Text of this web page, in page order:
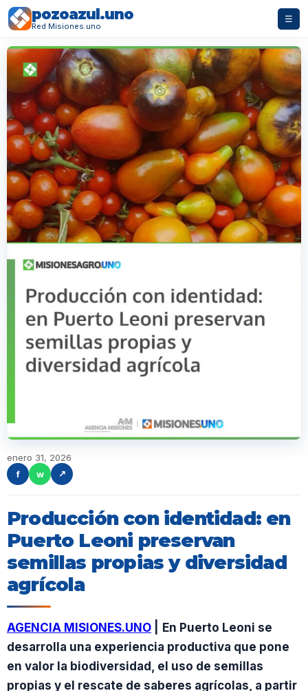
pozoazul.uno
Red Misiones.uno
☰
enero 31, 2026
f
w ↗
Producción con identidad: en
Puerto Leoni preservan
semillas propias y diversidad
agrícola
AGENCIA MISIONES.UNO
En Puerto Leoni se
desarrolla una experiencia productiva que pone
en valor la biodiversidad, el uso de semillas
propias y el rescate de saberes agrícolas, a partir